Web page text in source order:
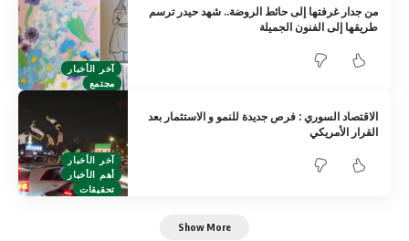
آخر الأخبار
مجتمع
من جدار غرفتها إلى حائط الروضة.. شهد حيدر ترسم
طريقها إلى الفنون الجميلة
آخر الأخبار
أهم الأخبار
تحقيقات
الاقتصاد السوري : فرص جديدة للنمو و الاستثمار بعد
القرار الأمريكي
Show More